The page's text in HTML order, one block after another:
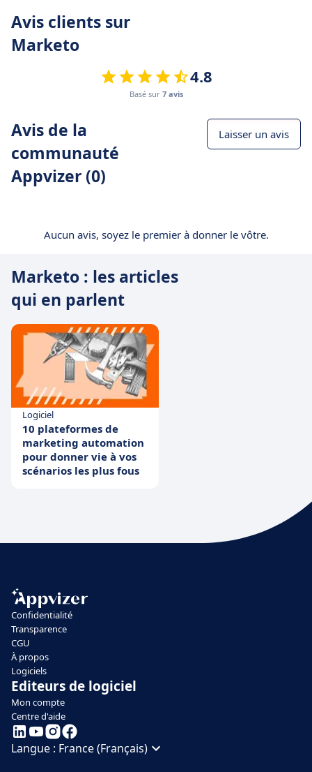
Avis clients sur
Marketo
4.8
Basé sur 7 avis
Avis de la
communauté
Appvizer (0)
Laisser un avis
Aucun avis, soyez le premier à donner le vôtre.
Marketo : les articles
qui en parlent
Logiciel
10 plateformes de
marketing automation
pour donner vie à vos
scénarios les plus fous
Confidentialité
Transparence
CGU
À propos
Logiciels
Editeurs de logiciel
Mon compte
Centre d'aide
Langue : France (Français)